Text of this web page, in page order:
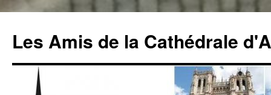
contenu
Les Amis de la Cathédrale